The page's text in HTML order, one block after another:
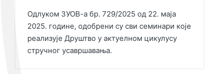
Одлуком ЗУОВ-а бр. 729/2025 од 22. маја
2025. године, одобрени су сви семинари које
реализује Друштво у актуелном цикулусу
стручног усавршавања.